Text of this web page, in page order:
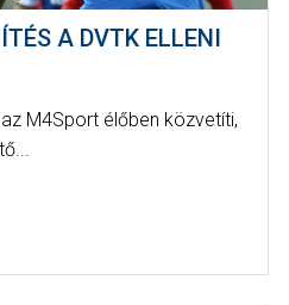
A DVTK ELLENI
M4Sport élőben közvetíti,